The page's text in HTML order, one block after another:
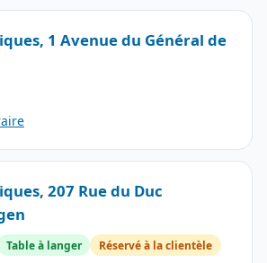
1 Avenue du Général de
207 Rue du Duc
Table à langer Réservé à la clientèle